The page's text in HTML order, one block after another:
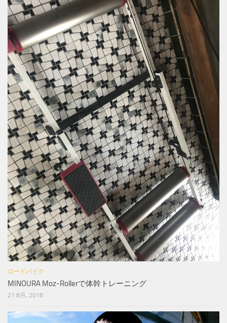
ロードバイク
MINOURA Moz-Rollerで体幹トレーニング
21 8月, 2018